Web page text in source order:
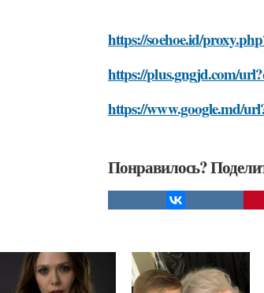
https://soehoe.id/
https://plus.gngjd.com/
https://www.google.md/
Понравилось?